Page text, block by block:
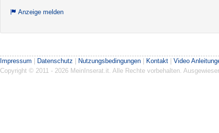
Anzeige melden
Impressum Datenschutz Nutzungsbedingungen Kontakt
Video
Copyright © 2011 - 2026 MeinInserat.it. Alle Rechte vorbehalten.